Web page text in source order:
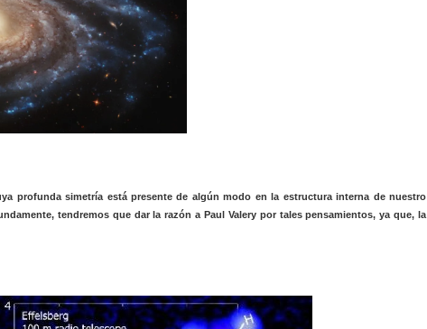
profunda simetría está presente de algún modo en la estructura interna de nuestro
tendremos que dar la razón a Paul Valery por tales pensamientos, ya que, la